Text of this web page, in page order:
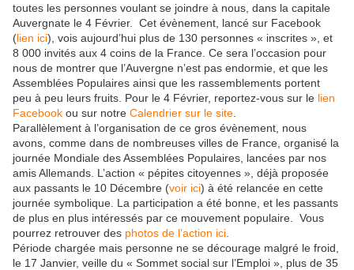
toutes les personnes voulant se joindre à nous, dans la capitale
Auvergnate le 4 Février. Cet évènement, lancé sur Facebook
(lien ici), vois aujourd’hui plus de 130 personnes « inscrites », et
8 000 invités aux 4 coins de la France. Ce sera l’occasion pour
nous de montrer que l’Auvergne n’est pas endormie, et que les
Assemblées Populaires ainsi que les rassemblements portent
peu à peu leurs fruits. Pour le 4 Février, reportez-vous sur le lien
Facebook ou sur notre Calendrier sur le site
Parallèlement à l’organisation de ce gros évènement, nous
avons, comme dans de nombreuses villes de France, organisé la
journée Mondiale des Assemblées Populaires, lancées par nos
amis Allemands. L’action « pépites citoyennes », déjà proposée
aux passants le 10 Décembre (voir ici) à été relancée en cette
journée symbolique. La participation a été bonne, et les passants
de plus en plus intéressés par ce mouvement populaire. Vous
pourrez retrouver des photos de l’action ici
Période chargée mais personne ne se décourage malgré le froid,
le 17 Janvier, veille du « Sommet social sur l’Emploi », plus de 35